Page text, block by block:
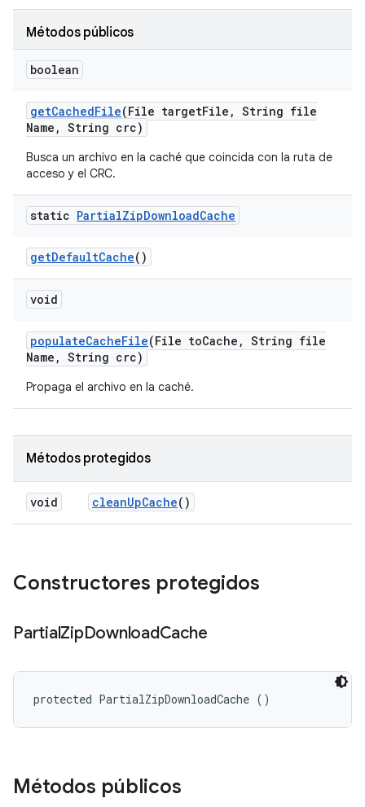
Métodos públicos
boolean
getCachedFile(File targetFile , String file
Name , String crc)
Busca un archivo en la caché que coincida con la ruta de
acceso y el CRC.
static PartialZipDownloadCache
getDefaultCache()
void
populateCacheFile(File toCache , String file
Name , String crc)
Propaga el archivo en la caché.
Métodos protegidos
void cleanUpCache()
Constructores protegidos
PartialZipDownloadCache
protected PartialZipDownloadCache ()
Métodos públicos